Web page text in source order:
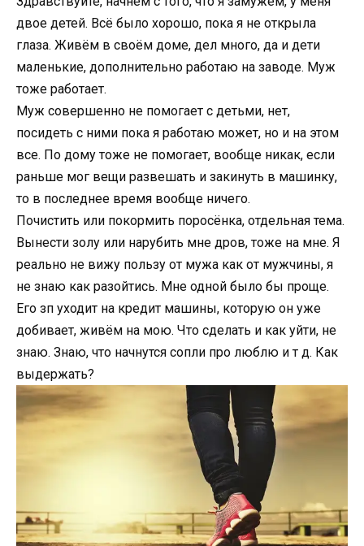
двое детей. Всё было хорошо, пока я не открыла
глаза. Живём в своём доме, дел много, да и дети
маленькие, дополнительно работаю на заводе. Муж
тоже работает.
Муж совершенно не помогает с детьми, нет,
посидеть с ними пока я работаю может, но и на этом
все. По дому тоже не помогает, вообще никак, если
раньше мог вещи развешать и закинуть в машинку,
то в последнее время вообще ничего.
Почистить или покормить поросёнка, отдельная тема.
Вынести золу или нарубить мне дров, тоже на мне. Я
реально не вижу пользу от мужа как от мужчины, я
не знаю как разойтись. Мне одной было бы проще.
Его зп уходит на кредит машины, которую он уже
добивает, живём на мою. Что сделать и как уйти, не
знаю. Знаю, что начнутся сопли про люблю и т д. Как
выдержать?